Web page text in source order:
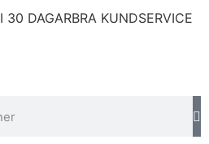
30 DAGARBRA KUNDSERVICE